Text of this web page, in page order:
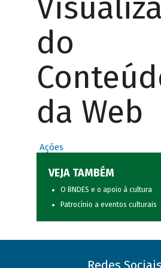
do
da Web
Ações
VEJA TAMBÉM
O BNDES e o apoio à cultura
Patrocínio a eventos culturais
Redes Sociais